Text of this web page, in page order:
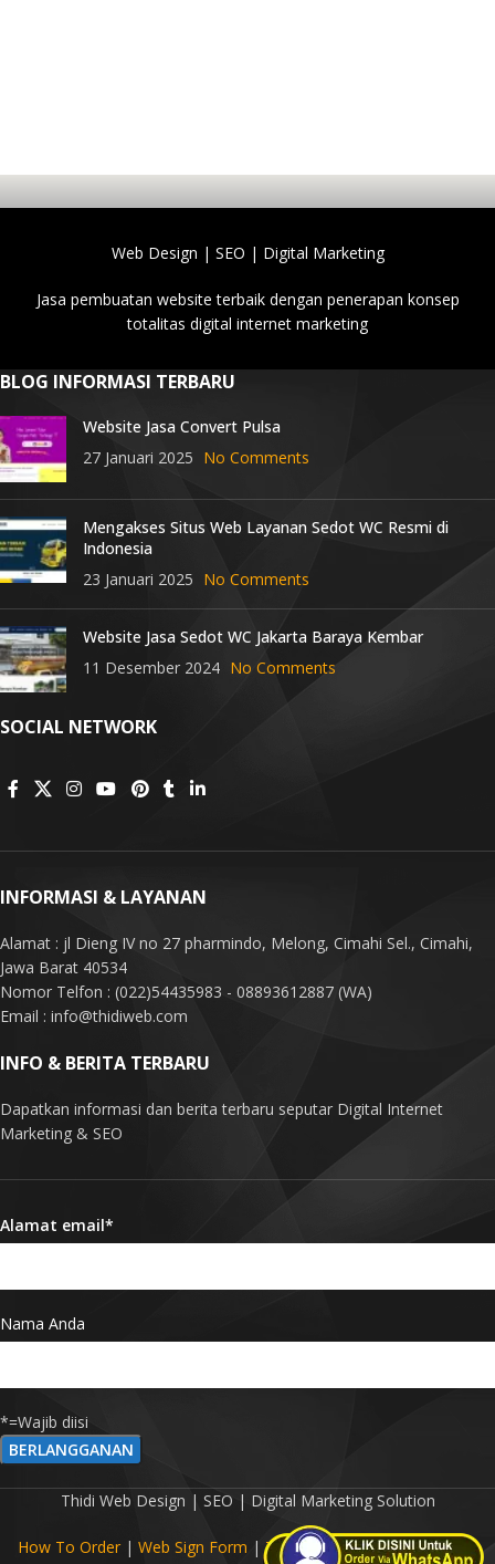
Web Design | SEO | Digital Marketing
Jasa pembuatan website terbaik dengan penerapan konsep
totalitas digital internet marketing
BLOG INFORMASI TERBARU
Website Jasa Convert Pulsa
27 Januari 2025 No Comments
Mengakses Situs Web Layanan Sedot WC Resmi di
Indonesia
23 Januari 2025 No Comments
Website Jasa Sedot WC Jakarta Baraya Kembar
11 Desember 2024 No Comments
SOCIAL NETWORK
INFORMASI & LAYANAN
Alamat : jl Dieng IV no 27 pharmindo, Melong, Cimahi Sel., Cimahi,
Jawa Barat 40534
Nomor Telfon : (022)54435983 - 08893612887 (WA)
Email : info@thidiweb.com
INFO & BERITA TERBARU
Dapatkan informasi dan berita terbaru seputar Digital Internet
Marketing & SEO
Alamat email*
Nama Anda
*=Wajib diisi
Thidi Web Design | SEO | Digital Marketing Solution
How To Order| Web Sign Form |Term Of Agreement|Privacy